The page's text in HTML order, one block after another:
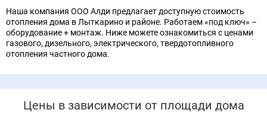
Наша компания ООО Алди предлагает доступную стоимость
отопления дома в Лыткарино и районе. Работаем «под ключ» –
оборудование + монтаж. Ниже можете ознакомиться с ценами
газового, дизельного, электрического, твердотопливного
отопления частного дома.
Цены в зависимости от площади дома